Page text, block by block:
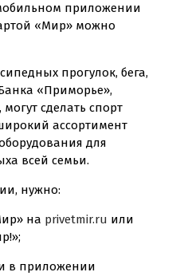
приложении
«Мир» можно
прогулок, бега,
«Приморье»,
сделать спорт
ассортимент
для
всей семьи.
нужно:
на privetmir.ru или
в приложении